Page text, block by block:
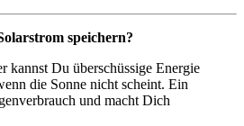
speichern?
kannst Du überschüssige Energie
die Sonne nicht scheint. Ein
und macht Dich